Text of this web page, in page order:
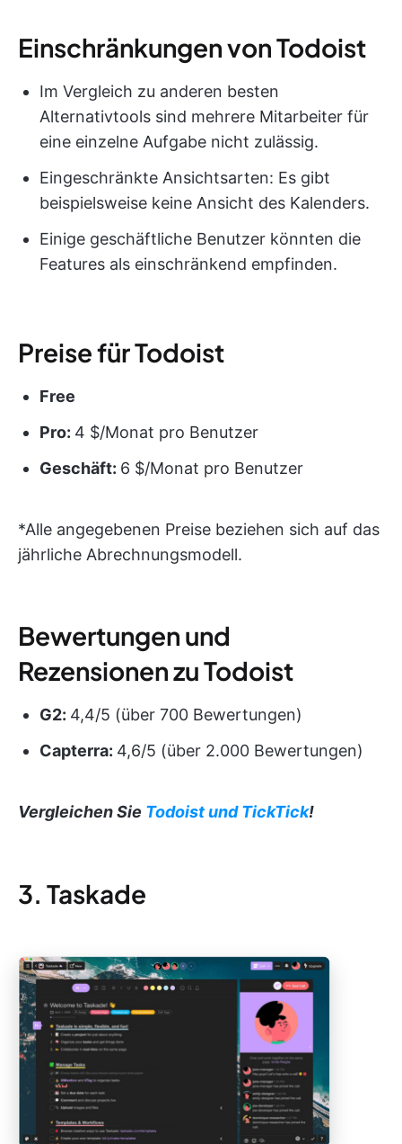
Einschränkungen von Todoist
Im Vergleich zu anderen besten
Alternativtools sind mehrere Mitarbeiter für
eine einzelne Aufgabe nicht zulässig.
Eingeschränkte Ansichtsarten: Es gibt
beispielsweise keine Ansicht des Kalenders.
Einige geschäftliche Benutzer könnten die
Features als einschränkend empfinden.
Preise für Todoist
Free
Pro: 4 $/Monat pro Benutzer
Geschäft: 6 $/Monat pro Benutzer
*Alle angegebenen Preise beziehen sich auf das
jährliche Abrechnungsmodell.
Bewertungen und
Rezensionen zu Todoist
G2: 4,4/5 (über 700 Bewertungen)
Capterra: 4,6/5 (über 2.000 Bewertungen)
Vergleichen Sie Todoist und TickTick!
3. Taskade